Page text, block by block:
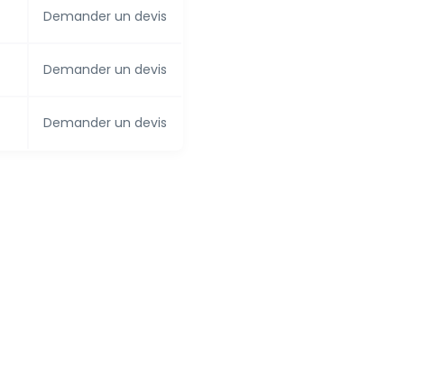
Demander un devis
Demander un devis
Demander un devis